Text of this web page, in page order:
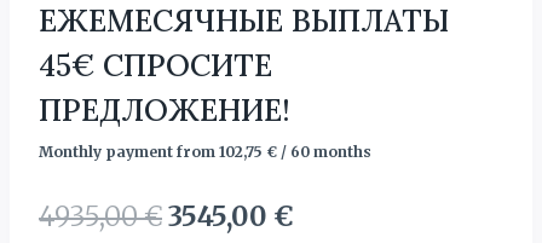
ЕЖЕМЕСЯЧНЫЕ ВЫПЛАТЫ
45€ СПРОСИТЕ
ПРЕДЛОЖЕНИЕ!
Monthly payment from 102,75 € / 60 months
4935,00€Первоначальная
3545,00 €